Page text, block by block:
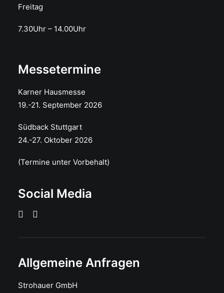
Freitag
7.30Uhr – 14.00Uhr
Messetermine
Karner Hausmesse
19.-21. September 2026
Südback Stuttgart
24.-27. Oktober 2026
(Termine unter Vorbehalt)
Social Media
Allgemeine Anfragen
Strohauer GmbH